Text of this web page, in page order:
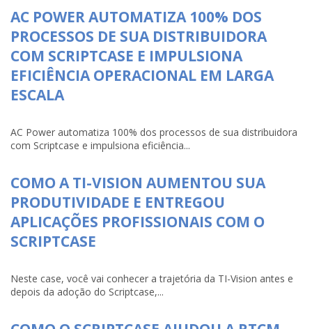
AC POWER AUTOMATIZA 100% DOS
PROCESSOS DE SUA DISTRIBUIDORA
COM SCRIPTCASE E IMPULSIONA
EFICIÊNCIA OPERACIONAL EM LARGA
ESCALA
AC Power automatiza 100% dos processos de sua distribuidora
com Scriptcase e impulsiona eficiência...
COMO A TI-VISION AUMENTOU SUA
PRODUTIVIDADE E ENTREGOU
APLICAÇÕES PROFISSIONAIS COM O
SCRIPTCASE
Neste case, você vai conhecer a trajetória da TI-Vision antes e
depois da adoção do Scriptcase,...